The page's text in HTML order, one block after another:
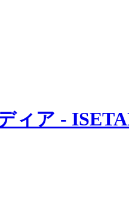
ィア -